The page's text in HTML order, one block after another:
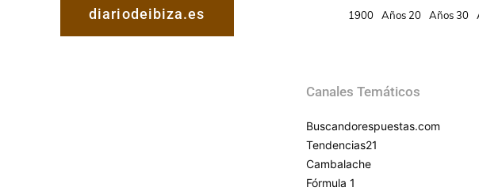
diariodeibiza.es 1900 Años 20 Años 30
Canales Temáticos
Buscandorespuestas.com
Tendencias21
Cambalache
Fórmula 1